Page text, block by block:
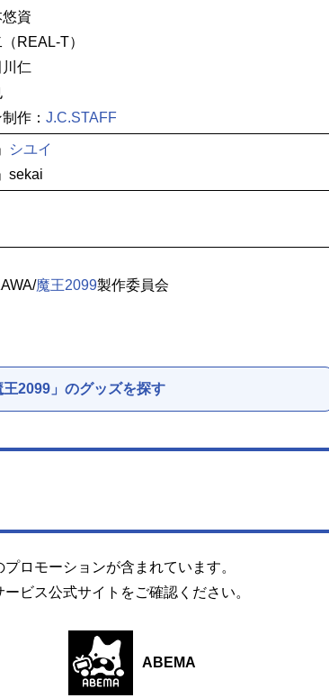
資
REAL-T）
仁
作： J.C.STAFF
シユイ
sekai
魔王2099製作委員会
王2099」のグッズを探す
ロモーションが含まれています。
ビス公式サイトをご確認ください。
ABEMA